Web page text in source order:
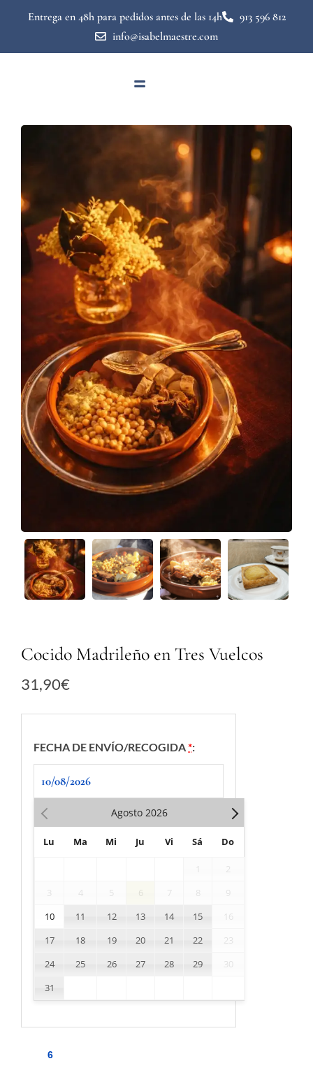
Entrega en 48h para pedidos antes de las 14h
913 596 812
info@isabelmaestre.com
Cocido Madrileño en Tres Vuelcos
31,90€
FECHA DE ENVÍO/RECOGIDA*:
Agosto 2026
Lu Ma Mi Ju Vi Sá Do
2
3
4 5 6 7 8
9
10
11 12 13 14 15
16
17
18 19 20 21 22
23
24
25 26 27 28 29
30
31